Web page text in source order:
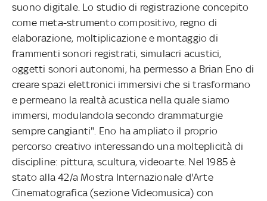
suono digitale. Lo studio di registrazione concepito
come meta-strumento compositivo, regno di
elaborazione, moltiplicazione e montaggio di
frammenti sonori registrati, simulacri acustici,
oggetti sonori autonomi, ha permesso a Brian Eno di
creare spazi elettronici immersivi che si trasformano
e permeano la realtà acustica nella quale siamo
immersi, modulandola secondo drammaturgie
sempre cangianti". Eno ha ampliato il proprio
percorso creativo interessando una molteplicità di
discipline: pittura, scultura, videoarte. Nel 1985 è
stato alla 42/a Mostra Internazionale d'Arte
Cinematografica (sezione Videomusica) con